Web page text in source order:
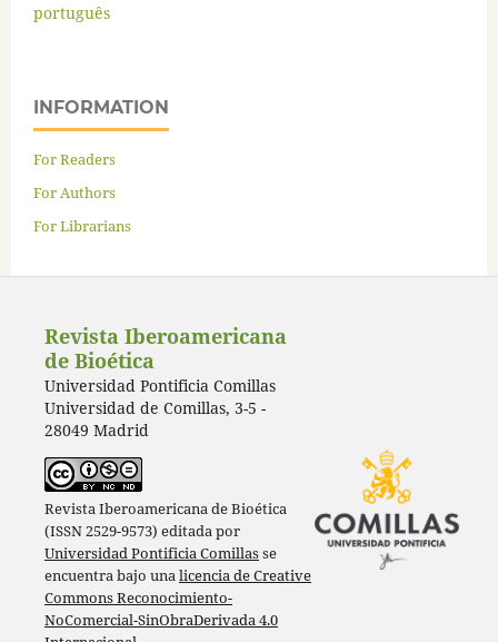
português
INFORMATION
For Readers
For Authors
For Librarians
Revista Iberoamericana
de Bioética
Universidad Pontificia Comillas
Universidad de Comillas, 3-5 -
28049 Madrid
Revista Iberoamericana de Bioética
(ISSN 2529-9573) editada por
Universidad Pontificia Comillasse
encuentra bajo unalicencia de Creative
Commons Reconocimiento-
NoComercial-SinObraDerivada 4.0